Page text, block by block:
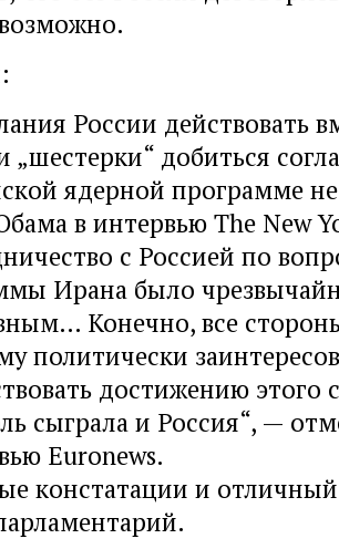
России действовать
„шестерки“ добиться
ядерной программе
в интервью The New
с Россией по
Ирана было
Конечно, все
политически
достижению этого
сыграла и Россия“, —
Euronews.
констатации и отличный